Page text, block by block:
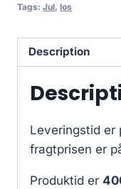
Tags: Jul, los
Description
Leveringstid er
fragtprisen er
Produktid er